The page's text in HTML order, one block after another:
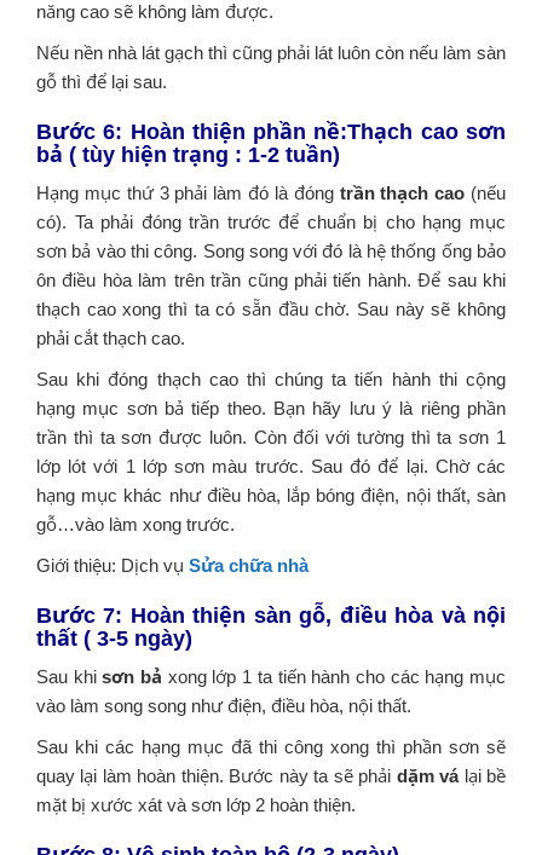
năng cao sẽ không làm được.
Nếu nền nhà lát gạch thì cũng phải lát luôn còn nếu làm sàn
gỗ thì để lại sau.
Bước 6: Hoàn thiện phần nề:Thạch cao sơn
bả ( tùy hiện trạng : 1-2 tuần)
Hạng mục thứ 3 phải làm đó là đóng trần thạch cao (nếu
có). Ta phải đóng trần trước để chuẩn bị cho hạng mục
sơn bả vào thi công. Song song với đó là hệ thống ống bảo
ôn điều hòa làm trên trần cũng phải tiến hành. Để sau khi
thạch cao xong thì ta có sẵn đầu chờ. Sau này sẽ không
phải cắt thạch cao.
Sau khi đóng thạch cao thì chúng ta tiến hành thi cộng
hạng mục sơn bả tiếp theo. Bạn hãy lưu ý là riêng phần
trần thì ta sơn được luôn. Còn đối với tường thì ta sơn 1
lớp lót với 1 lớp sơn màu trước. Sau đó để lại. Chờ các
hạng mục khác như điều hòa, lắp bóng điện, nội thất, sàn
gỗ…vào làm xong trước.
Giới thiệu: Dịch vụ Sửa chữa nhà
Bước 7: Hoàn thiện sàn gỗ, điều hòa và nội
thất ( 3-5 ngày)
Sau khisơn bả xong lớp 1 ta tiến hành cho các hạng mục
vào làm song song như điện, điều hòa, nội thất.
Sau khi các hạng mục đã thi công xong thì phần sơn sẽ
quay lại làm hoàn thiện. Bước này ta sẽ phải dặm válại bề
mặt bị xước xát và sơn lớp 2 hoàn thiện.